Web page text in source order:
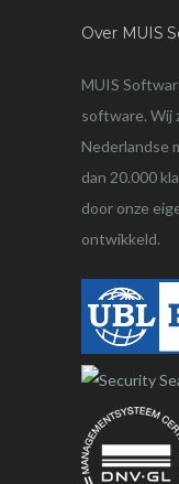
Over MUIS
MUIS
software. Wij
Nederlandse
dan 20.000
door onze
ontwikkeld.